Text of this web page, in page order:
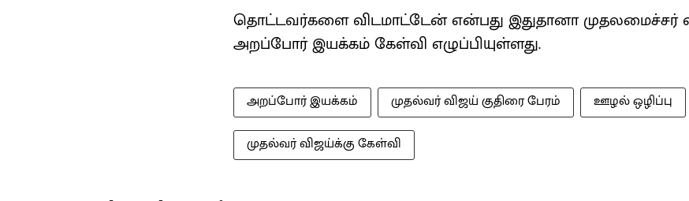
தொட்டவர்களை விடமாட்டேன் என்பது இதுதானா முதலமைச்சர்
அறப்போர் இயக்கம் கேள்வி எழுப்பியுள்ளது.
அறப்போர் இயக்கம் முதல்வர் விஜய் குதிரை பேரம்
ஊழல் ஒழிப்பு
முதல்வர் விஜய்க்கு கேள்வி